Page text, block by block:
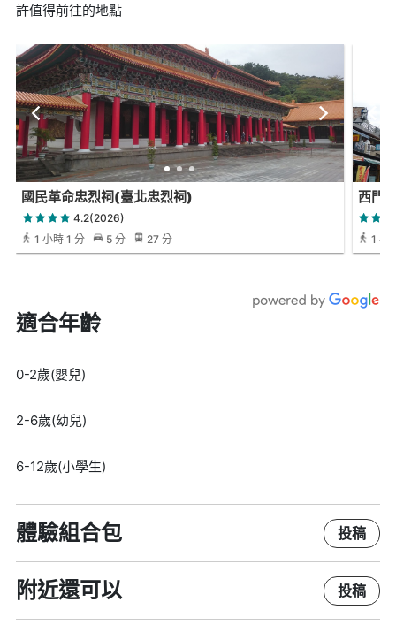
許值得前往的地點
國民革命忠烈祠(臺北忠烈祠)
4.2(2026)
1 小時 1 分
5 分 27 分
西門
1 小
適合年齡
0-2歲(嬰兒)
2-6歲(幼兒)
6-12歲(小學生)
體驗組合包 投稿
附近還可以 投稿